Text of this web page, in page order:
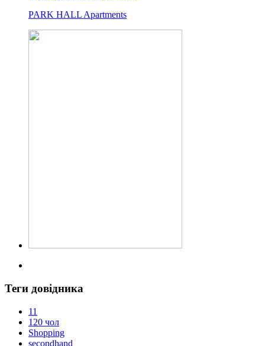
PARK HALL Apartments
Теги довідника
11
120 чол
Shopping
secondhand